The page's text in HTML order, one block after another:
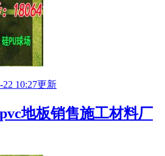
22 10:27更新
地板销售施工材料厂